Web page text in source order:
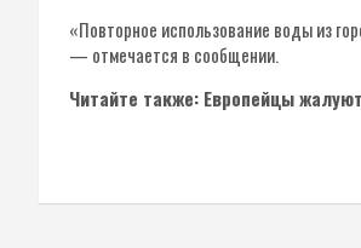
«Повторное использование воды из
— отмечается в сообщении.
Читайте также: Европейцы